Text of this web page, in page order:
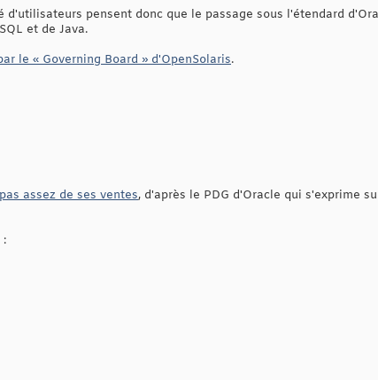
pensent donc que le passage sous l'étendard
et de Java.
le « Governing Board » d'OpenSolaris.
assez de ses ventes, d'après le PDG d'Oracle qui s'exprime
: